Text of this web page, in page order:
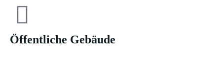
Öffentliche Gebäude